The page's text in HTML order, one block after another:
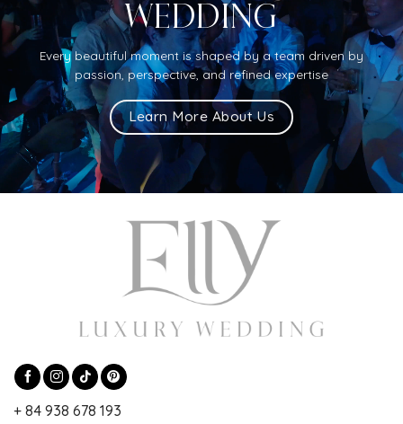
WEDDING
Every beautiful moment is shaped by a team driven by
passion, perspective, and refined expertise
Learn More About Us
+ 84 938 678 193